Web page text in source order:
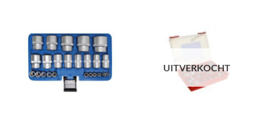
UITVERKOCHT